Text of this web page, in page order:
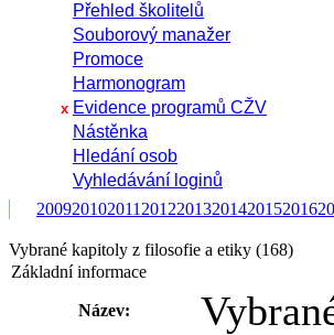
Přehled školitelů
Souborový manažer
Promoce
Harmonogram
x Evidence programů CŽV
Nástěnka
Hledání osob
Vyhledávání loginů
200920102011 20122013201420152016
Vybrané kapitoly z filosofie a etiky (168)
Základní informace
Název: